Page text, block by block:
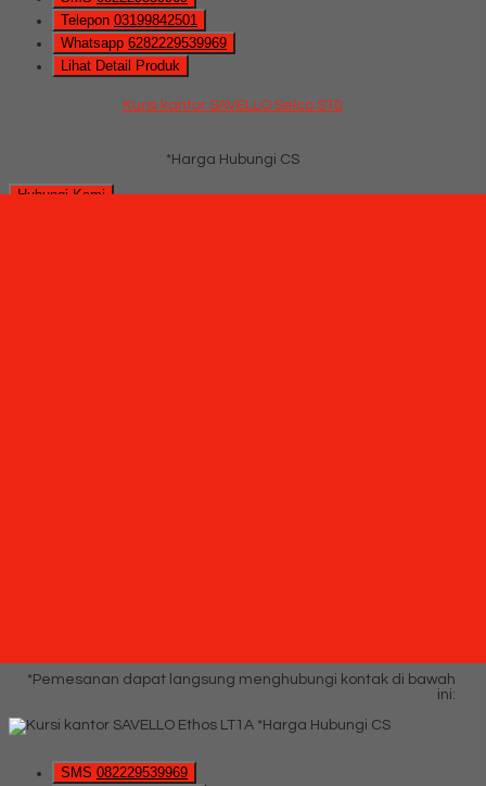
Telepon 03199842501
Whatsapp 6282229539969
Lihat Detail Produk
Kursi kantor SAVELLO Selco ST0
*Harga Hubungi CS
Hubungi Kami
*Pemesanan dapat langsung menghubungi kontak di bawah
ini:
*Harga Hubungi CS
SMS 082229539969